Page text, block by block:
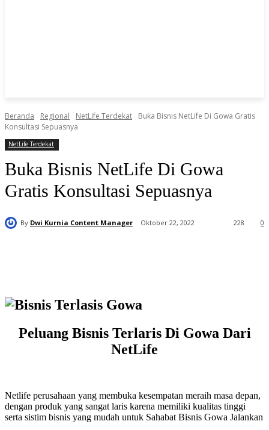
Beranda Regional NetLife Terdekat
Buka Bisnis NetLife Di Gowa Gratis
Konsultasi Sepuasnya
NetLife Terdekat
Buka Bisnis NetLife Di Gowa
Gratis Konsultasi Sepuasnya
By Dwi Kurnia Content Manager Oktober 22, 2022 0
228
Peluang Bisnis Terlaris Di Gowa Dari
NetLife
Netlife perusahaan yang membuka kesempatan meraih masa depan,
dengan produk yang sangat laris karena memiliki kualitas tinggi
serta sistim bisnis yang mudah untuk Sahabat Bisnis Gowa Jalankan